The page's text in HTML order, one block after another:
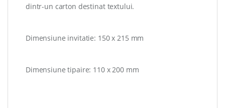
dintr-un carton destinat textului.
Dimensiune invitatie: 150 x 215 mm
Dimensiune tipaire: 110 x 200 mm